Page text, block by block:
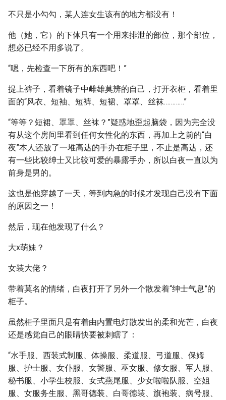
不只是小勾勾，某人连女生该有的地方都没有！
他（她，它）的下体只有一个用来排泄的部位，那个部位，
想必已经不用多说了。
“嗯，先检查一下所有的东西吧！”
提上裤子，看着镜子中雌雄莫辨的自己，打开衣柜，看着里
面的“风衣、短袖、短裤、短裙、罩罩、丝袜…………”
“等等？短裙、罩罩、丝袜？”疑惑地歪起脑袋，因为完全没
有从这个房间里看到任何女性化的东西，再加上之前的“白
夜”本人还放了一堆高达的手办在柜子里，不止是高达，还
有一些比较绅士又比较可爱的暴露手办，所以白夜一直以为
前身是男的。
这也是他穿越了一天，等到内急的时候才发现自己没有下面
的原因之一！
然后，现在他发现了什么？
大x萌妹？
女装大佬？
带着莫名的情绪，白夜打开了另外一个散发着“绅士气息”的
柜子。
虽然柜子里面只是有着由内置电灯散发出的柔和光芒，白夜
还是感觉自己的眼睛快要被刺瞎了：
“水手服、西装式制服、体操服、柔道服、弓道服、保姆
服、护士服、女仆服、女警服、巫女服、修女服、军人服、
秘书服、小学生校服、女式燕尾服、少女啦啦队服、空姐
服、女服务生服、黑哥德装、白哥德装、旗袍装、病号服、